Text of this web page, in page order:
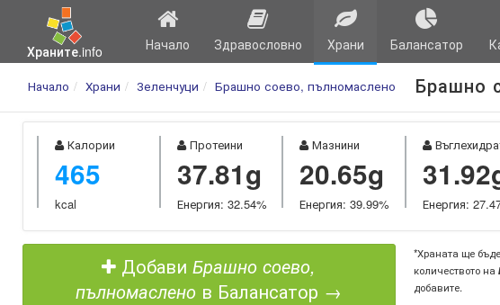
Храните.info Начало Здравословно Храни Балансатор
Брашно
Начало Храни Зеленчуци Брашно соево, пълномаслено
Калории
465
kcal
Протеини
37.81g
Енергия: 32.54%
Мазнини
20.65g
Енергия: 39.99% Енергия:
ДобавиБрашно соево,
пълномаслено в Балансатор →
*Храната ще
количеството на
добавите.